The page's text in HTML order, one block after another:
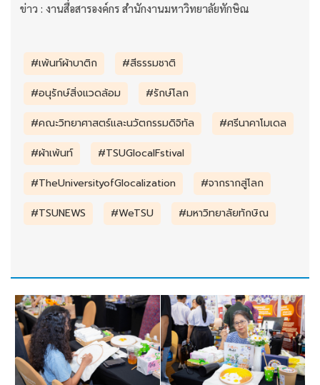
ข่าว : งานสื่อสารองค์กร สำนักงานมหาวิทยาลัยทักษิณ
#เพ้นท์ผ้าบาติก
#สีธรรมชาติ
#อนุรักษ์สิ่งแวดล้อม
#รักษ์โลก
#คณะวิทยาศาสตร์และนวัตกรรมดิจิทัล
#ศรีนาคาโมเดล
#ผ้าเพ้นท์
#TSUGlocalFstival
#TheUniversityofGlocalization
#จากรากสู่โลก
#TSUNEWS
#WeTSU #มหาวิทยาลัยทักษิณ